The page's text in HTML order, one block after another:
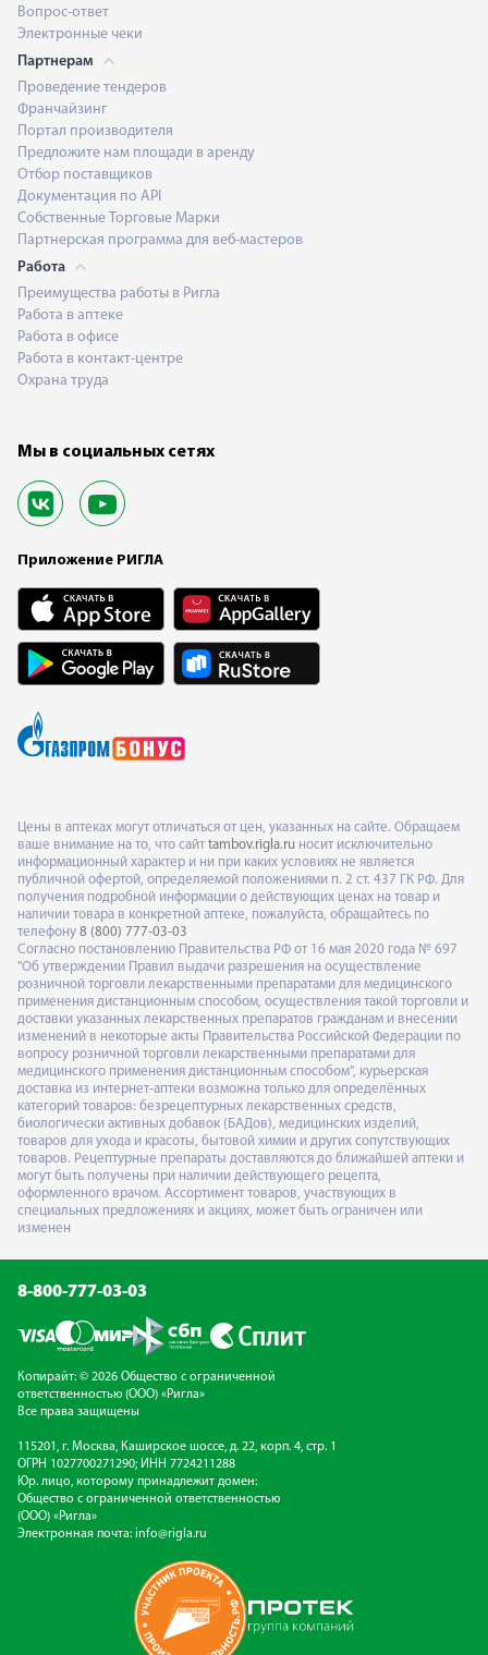
Вопрос-ответ
Электронные чеки
Партнерам
Проведение тендеров
Франчайзинг
Портал производителя
Предложите нам площади в аренду
Отбор поставщиков
Документация по API
Собственные Торговые Марки
Партнерская программа для веб-мастеров
Работа
Преимущества работы в Ригла
Работа в аптеке
Работа в офисе
Работа в контакт-центре
Охрана труда
Мы в социальных сетях
Приложение РИГЛА
Цены в аптеках могут отличаться от цен, указанных на сайте. Обращаем
ваше внимание на то, что сайт tambov.rigla.ru носит исключительно
информационный характер и ни при каких условиях не является
публичной офертой, определяемой положениями п. 2 ст. 437 ГК РФ. Для
получения подробной информации о действующих ценах на товар и
наличии товара в конкретной аптеке, пожалуйста, обращайтесь по
телефону 8 (800) 777-03-03
Согласно постановлению Правительства РФ от 16 мая 2020 года № 697
"Об утверждении Правил выдачи разрешения на осуществление
розничной торговли лекарственными препаратами для медицинского
применения дистанционным способом, осуществления такой торговли и
доставки указанных лекарственных препаратов гражданам и внесении
изменений в некоторые акты Правительства Российской Федерации по
вопросу розничной торговли лекарственными препаратами для
медицинского применения дистанционным способом", курьерская
доставка из интернет-аптеки возможна только для определённых
категорий товаров: безрецептурных лекарственных средств,
биологически активных добавок (БАДов), медицинских изделий,
товаров для ухода и красоты, бытовой химии и других сопутствующих
товаров. Рецептурные препараты доставляются до ближайшей аптеки и
могут быть получены при наличии действующего рецепта,
оформленного врачом. Ассортимент товаров, участвующих в
специальных предложениях и акциях, может быть ограничен или
изменен
8-800-777-03-03
Копирайт: © 2026 Общество с ограниченной
ответственностью (ООО) «Ригла»
Все права защищены
115201, г. Москва, Каширское шоссе, д. 22, корп. 4, стр. 1
ОГРН 1027700271290; ИНН 7724211288
Юр. лицо, которому принадлежит домен:
Общество с ограниченной ответственностью
(ООО) «Ригла»
Электронная почта: info@rigla.ru